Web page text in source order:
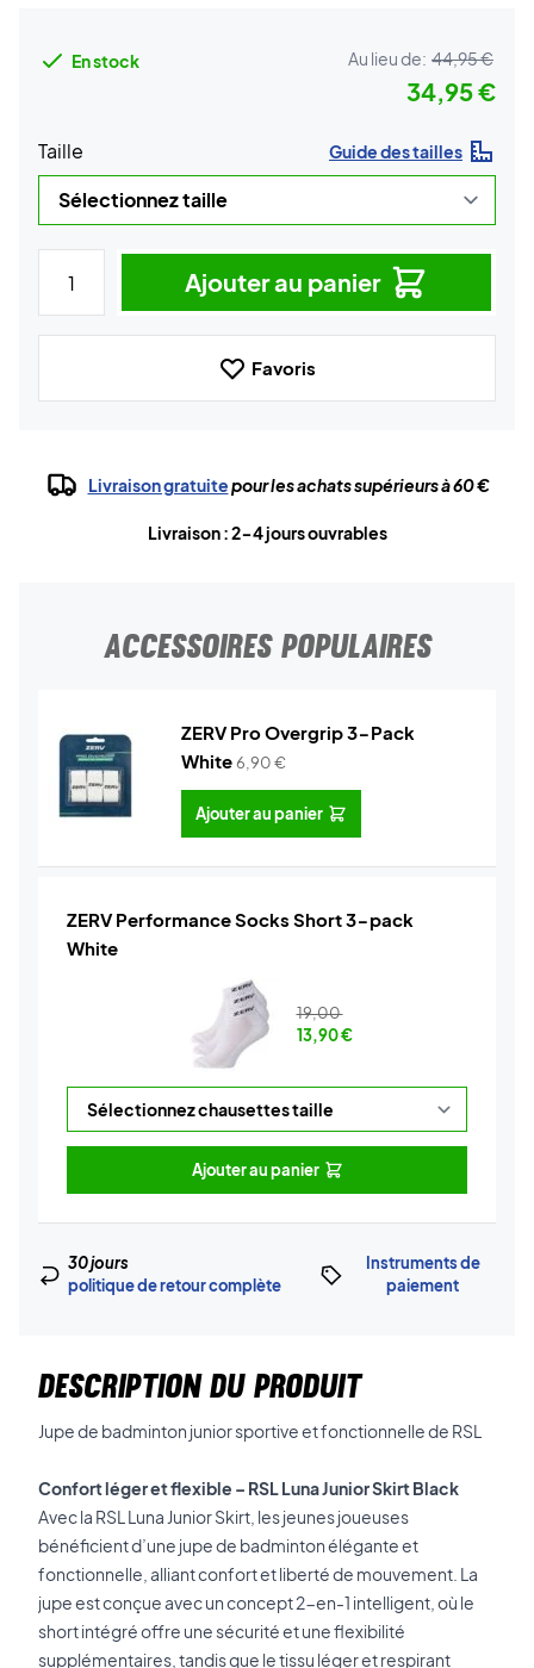
En stock Au lieu de: 44,95 €
34,95 €
Taille Guide des tailles
Ajouter au panier
Favoris
Livraison gratuitepour les achats supérieurs à 60 €
Livraison : 2-4 jours ouvrables
ACCESSOIRES POPULAIRES
ZERV Pro Overgrip 3-Pack
White6,90€
Ajouter au panier
ZERV Performance Socks Short 3-pack
White
19,00
13,90€
Ajouter au panier
30 jours
politique de retour complète
Instruments de
paiement
DESCRIPTION DU PRODUIT
Jupe de badminton junior sportive et fonctionnelle de RSL
Confort léger et flexible – RSL Luna Junior Skirt Black
Avec la RSL Luna Junior Skirt, les jeunes joueuses
bénéficient d’une jupe de badminton élégante et
fonctionnelle, alliant confort et liberté de mouvement. La
jupe est conçue avec un concept 2-en-1 intelligent, où le
short intégré offre une sécurité et une flexibilité
supplémentaires, tandis que le tissu léger et respirant